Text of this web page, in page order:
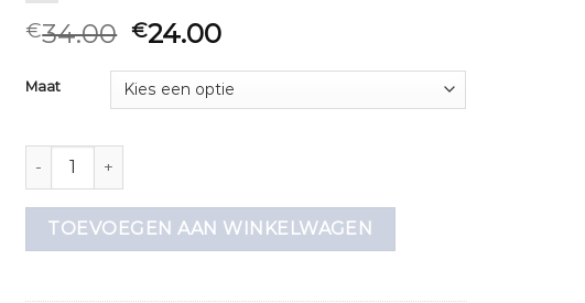
€34.00 €24.00
Maat
tno t shirt aantal
TOEVOEGEN AAN WINKELWAGEN